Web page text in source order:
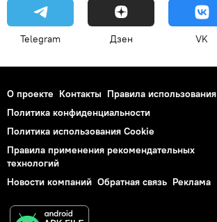
Telegram Дзен VK
О проекте Контакты Правила использования
Политика конфиденциальности
Политика использования Cookie
Правила применения рекомендательных
технологий
Новости компаний Обратная связь Реклама